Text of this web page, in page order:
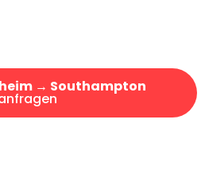
→ Southampton